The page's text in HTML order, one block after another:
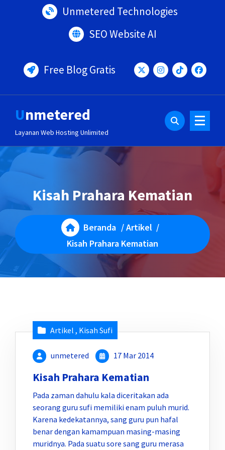
Unmetered Technologies
SEO Website AI
Free Blog Gratis
Unmetered
Layanan Web Hosting Unlimited
Kisah Prahara Kematian
Beranda /Artikel /
Kisah Prahara Kematian
Artikel , Kisah Sufi
unmetered 17 Mar 2014
Kisah Prahara Kematian
Pada zaman dahulu kala diceritakan ada
seorang guru sufi memiliki enam puluh murid.
Karena kedekatannya, sang guru pun hafal
benar dengan kamampuan masing-masing
muridnya. Pada suatu sore sang guru merasa